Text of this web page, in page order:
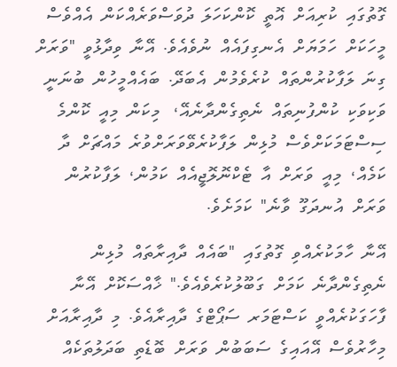
ގޮތުގައި ކުރިއަށް އޮތީ ކޮންކަހަލަ ދުވަސްވަރެއްކަން އެއްވެސް
މީހަކަށް ހަމަޔަށް އެނގިފައެއް ނުވެއެވެ. އޭނާ ވިދާޅުވީ "ވަރަށް
ގިނަ ލަފާކުރުންތައް ކުރެވެމުން އެބަދޭ. ބައެއްމީހުން ބުނަނީ
ވަކިވަކި ކުންފުނިތައް ނެތިގެންދާނެއޭ، މިކަން މިއީ ކޮންމެ
ސިސްޓަމަކަށްވެސް މުޅިން ލަފާކުރެވޭވަރަށްވުރެ މައްޗަށް ދާ
ކަމެއް، މިއީ ވަރަށް އާ ޓެކްނޮލޮޖީއެއް ކަމުން، ލަފާކުރުން
ވަރަށް އުނދަގޫ ވާނެ" ކަމަށެވެ.
އޭނާ ހާމަކުރެއްވި ގޮތުގައި "ބައެއް ދާއިރާތައް މުޅިން
ނެތިގެންދާނެ ކަމަށް ގަބޫލުކުރެވެއެވެ." ޚާއްސަކޮށް އޭނާ
ފާހަގަކުރެއްވީ ކަސްޓަމަރ ސަޕޯޓްގެ ދާއިރާއެވެ. މި ދާއިރާއަށް
މިހާރުވެސް އޭއައިގެ ސަބަބުން ވަރަށް ބޮޑެތި ބަދަލުތަކެއް